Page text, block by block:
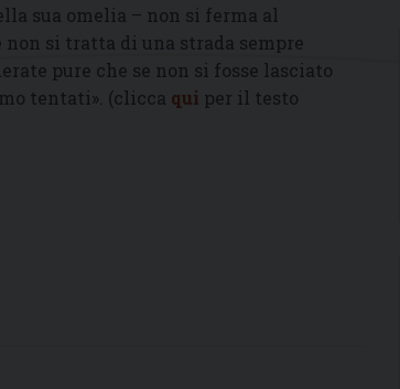
sua omelia – non si ferma al
si tratta di una strada sempre
pure che se non si fosse lasciato
tentati». (clicca qui per il testo